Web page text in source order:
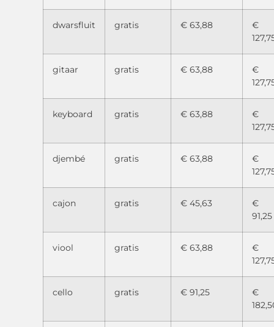
dwarsfluit gratis € 63,88
€
gitaar gratis € 63,88
€
keyboard gratis € 63,88
€
djembé gratis € 63,88
€
cajon gratis € 45,63
€
91,25
viool gratis € 63,88
€
cello gratis € 91,25
€